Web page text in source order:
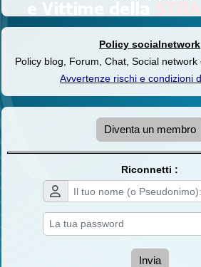
Policy socialnetwork
Policy blog, Forum, Chat, Social
Avvertenze rischi e condizioni
Diventa un membro
Riconnetti :
Invia